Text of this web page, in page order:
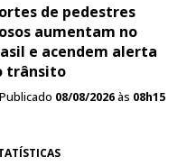
de pedestres
aumentam no
e acendem alerta
trânsito
08/08/2026às 08h15